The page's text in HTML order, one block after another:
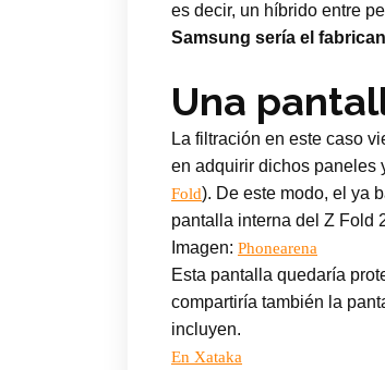
es decir, un híbrido entre
Samsung sería el
Una
La filtración en este caso
en adquirir dichos paneles
Fold). De este modo, el ya
pantalla interna del Z Fold
Imagen: Phonearena
Esta pantalla quedaría
compartiría también la
incluyen.
En Xataka